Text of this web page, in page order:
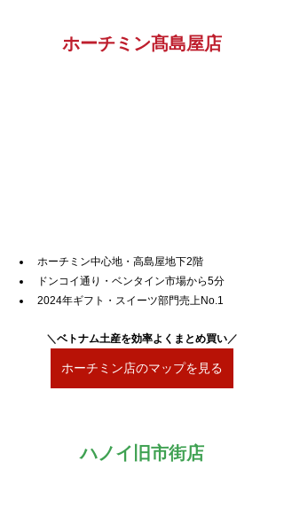
ホーチミン髙島屋店
ホーチミン中心地・高島屋地下2階
ドンコイ通り・ベンタイン市場から5分
2024年ギフト・スイーツ部門売上No.1
＼ベトナム土産を効率よくまとめ買い／
ホーチミン店のマップを見る
ハノイ旧市街店